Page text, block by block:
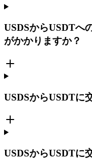
USDSからUSDTへ
がかかりますか？
USDSからUSDTに
USDSからUSDTに